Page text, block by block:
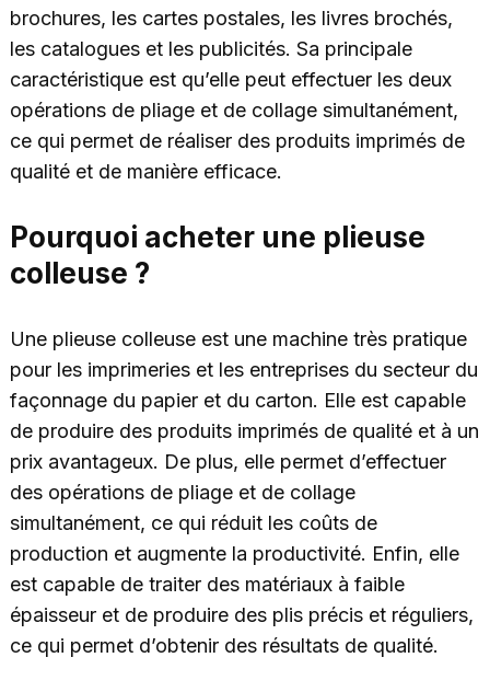
brochures, les cartes postales, les livres brochés,
les catalogues et les publicités. Sa principale
caractéristique est qu’elle peut effectuer les deux
opérations de pliage et de collage simultanément,
ce qui permet de réaliser des produits imprimés de
qualité et de manière efficace.
Pourquoi acheter une plieuse
colleuse ?
Une plieuse colleuse est une machine très pratique
pour les imprimeries et les entreprises du secteur du
façonnage du papier et du carton. Elle est capable
de produire des produits imprimés de qualité et à un
prix avantageux. De plus, elle permet d’effectuer
des opérations de pliage et de collage
simultanément, ce qui réduit les coûts de
production et augmente la productivité. Enfin, elle
est capable de traiter des matériaux à faible
épaisseur et de produire des plis précis et réguliers,
ce qui permet d’obtenir des résultats de qualité.